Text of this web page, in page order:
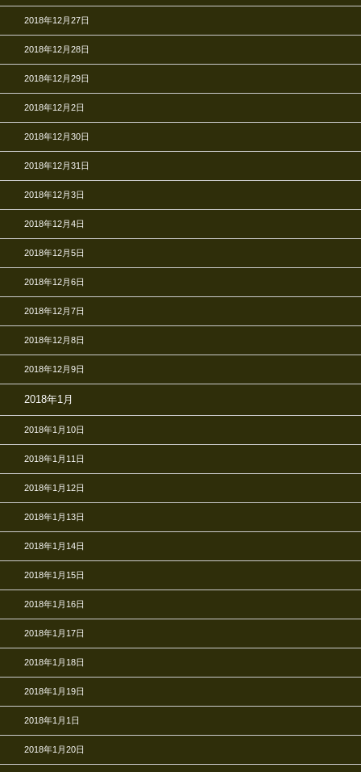
2018年12月27日
2018年12月28日
2018年12月29日
2018年12月2日
2018年12月30日
2018年12月31日
2018年12月3日
2018年12月4日
2018年12月5日
2018年12月6日
2018年12月7日
2018年12月8日
2018年12月9日
2018年1月
2018年1月10日
2018年1月11日
2018年1月12日
2018年1月13日
2018年1月14日
2018年1月15日
2018年1月16日
2018年1月17日
2018年1月18日
2018年1月19日
2018年1月1日
2018年1月20日